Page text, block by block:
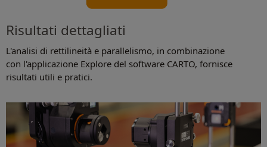
Risultati dettagliati
L'analisi di rettilineità e parallelismo, in combinazione
con l'applicazione Explore del software CARTO, fornisce
risultati utili e pratici.